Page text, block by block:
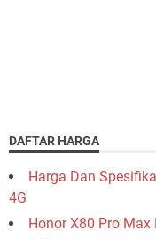
DAFTAR HARGA
Harga Dan
4G
Honor X80 Pro